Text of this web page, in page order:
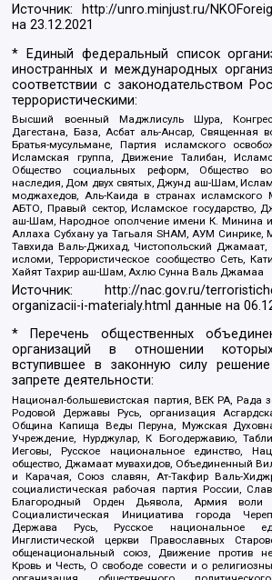
Источник: http://unro.minjust.ru/
на23.12.2021
* Единый федеральный список
иностранных и международных
соответствии с законодательством
террористическими:
Высший военный Маджлисуль Шура,
Дагестана, База, Асбат аль-Ансар, Священная
Братья-мусульмане, Партия исламского
Исламская группа, Движение Талибан,
Общество социальных реформ, Общество
наследия, Дом двух святых, Джунд аш-Шам,
моджахедов, Аль-Каида в странах исламского
АБТО, Правый сектор, Исламское государство,
аш-Шам, Народное ополчение имени К. Минина
Аллаха Субхану уа Тагьаля SHAM, АУМ
Тавхида Валь-Джихад, Чистопольский Джамаат,
исломи, Террористическое сообщество Сеть,
Хайят Тахрир аш-Шам, Ахлю Сунна Валь Джамаа
Источник:
http://nac.gov.ru/
organizacii-i-materialy.html данные на
* Перечень общественных
организаций в отношении
вступившее в законную силу
запрете деятельности:
Национал-большевистская партия, ВЕК РА, Рада
Родовой Державы Русь, организация
Община Капища Веды Перуна, Мужская
Учреждение, Нурджулар, К Богодержавию,
Иеговы, Русское национальное единство,
общество, Джамаат мувахидов, Объединенный
и Карачая, Союз славян, Ат-Такфир Валь-
социалистическая рабочая партия России,
Благородный Орден Дьявола, Армия воли
Социалистическая Инициатива города
Держава Русь, Русское национальное
Инглистической церкви Православных
общенациональный союз, Движение против
Кровь и Честь, О свободе совести и о